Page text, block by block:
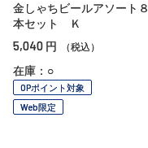
金しゃちビールアソート８
本セット Ｋ
5,040 円 （税込）
在庫：○
OPポイント対象
Web限定